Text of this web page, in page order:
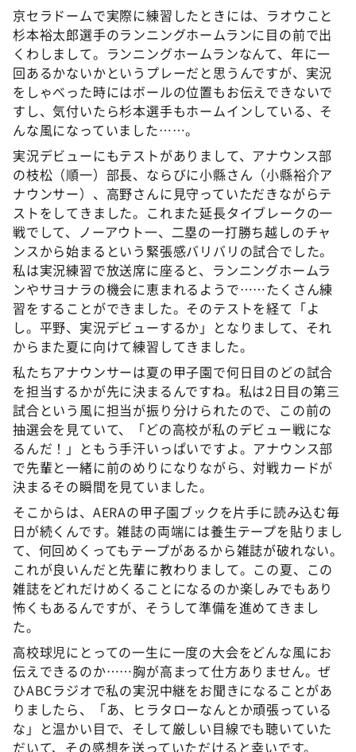
京セラドームで実際に練習したときには、ラオウこと
杉本裕太郎選手のランニングホームランに目の前で出
くわしまして。ランニングホームランなんて、年に一
回あるかないかというプレーだと思うんですが、実況
をしゃべった時にはボールの位置もお伝えできないで
すし、気付いたら杉本選手もホームインしている、そ
んな風になっていました……。
実況デビューにもテストがありまして、アナウンス部
の枝松（順一）部長、ならびに小縣さん（小縣裕介ア
ナウンサー）、高野さんに見守っていただきながらテ
ストをしてきました。これまた延長タイブレークの一
戦でして、ノーアウト一、二塁の一打勝ち越しのチャ
ンスから始まるという緊張感バリバリの試合でした。
私は実況練習で放送席に座ると、ランニングホームラ
ンやサヨナラの機会に恵まれるようで……たくさん練
習をすることができました。そのテストを経て「よ
し。平野、実況デビューするか」となりまして、それ
からまた夏に向けて練習してきました。
私たちアナウンサーは夏の甲子園で何日目のどの試合
を担当するかが先に決まるんですね。私は2日目の第三
試合という風に担当が振り分けられたので、この前の
抽選会を見ていて、「どの高校が私のデビュー戦にな
るんだ！」ともう手汗いっぱいですよ。アナウンス部
で先輩と一緒に前のめりになりながら、対戦カードが
決まるその瞬間を見ていました。
そこからは、AERAの甲子園ブックを片手に読み込む毎
日が続くんです。雑誌の両端には養生テープを貼りまし
て、何回めくってもテープがあるから雑誌が破れない。
これが良いんだと先輩に教わりまして。この夏、この
雑誌をどれだけめくることになるのか楽しみでもあり
怖くもあるんですが、そうして準備を進めてきまし
た。
高校球児にとっての一生に一度の大会をどんな風にお
伝えできるのか……胸が高まって仕方ありません。ぜ
ひABCラジオで私の実況中継をお聞きになることがあ
りましたら、「あ、ヒラタローなんとか頑張っている
な」と温かい目で、そして厳しい目線でも聴いていた
だいて、その感想を送っていただけると幸いです。